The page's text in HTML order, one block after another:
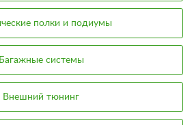
полки и подиумы
Багажные системы
Внешний тюнинг